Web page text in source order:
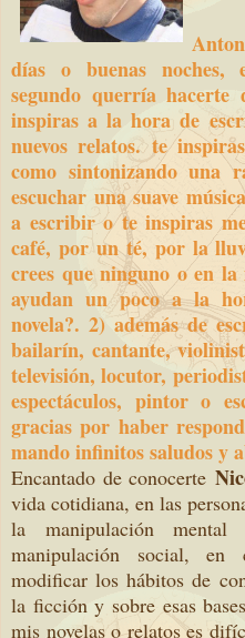
días o buenas noches,
segundo querría hacerte
inspiras a la hora de
nuevos relatos. te
como sintonizando una
escuchar una suave
a escribir o te inspiras
café, por un té, por la
crees que ninguno o en
ayudan un poco a la
novela?. 2) además de
bailarín, cantante,
televisión, locutor,
espectáculos, pintor o
gracias por haber
mando infinitos saludos y
Encantado de conocerte
vida cotidiana, en las
la manipulación
manipulación social, en
modificar los hábitos de
la ficción y sobre esas
mis novelas o relatos es